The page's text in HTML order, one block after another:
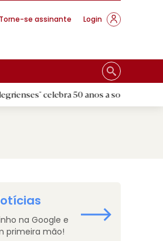
Torne-se assinante Login
50 anos a sonhar com «casa
na Google e
primeira mão!